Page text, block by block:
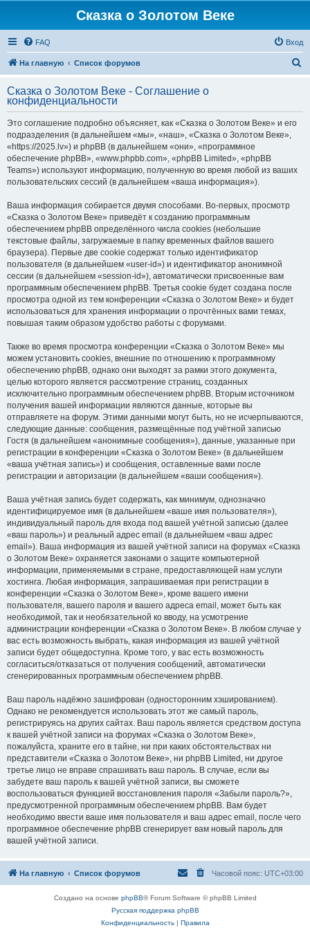
Сказка о Золотом Веке
FAQ Вход
На главную Список форумов
с
Сказка о Золотом Веке - Соглашение о
конфиденциальности
Это соглашение подробно объясняет, как «Сказка о Золотом Веке» и его
подразделения (в дальнейшем «мы», «наш», «Сказка о Золотом Веке»,
«https://2025.lv») и phpBB (в дальнейшем «они», «программное
обеспечение phpBB», «www.phpbb.com», «phpBB Limited», «phpBB
Teams») используют информацию, полученную во время любой из ваших
пользовательских сессий (в дальнейшем «ваша информация»).
Ваша информация собирается двумя способами. Во-первых, просмотр
«Сказка о Золотом Веке» приведёт к созданию программным
обеспечением phpBB определённого числа cookies (небольшие
текстовые файлы, загружаемые в папку временных файлов вашего
браузера). Первые две cookie содержат только идентификатор
пользователя (в дальнейшем «user-id») и идентификатор анонимной
сессии (в дальнейшем «session-id»), автоматически присвоенные вам
программным обеспечением phpBB. Третья cookie будет создана после
просмотра одной из тем конференции «Сказка о Золотом Веке» и будет
использоваться для хранения информации о прочтённых вами темах,
повышая таким образом удобство работы с форумами.
Также во время просмотра конференции «Сказка о Золотом Веке» мы
можем установить cookies, внешние по отношению к программному
обеспечению phpBB, однако они выходят за рамки этого документа,
целью которого является рассмотрение страниц, созданных
исключительно программным обеспечением phpBB. Вторым источником
получения вашей информации являются данные, которые вы
отправляете на форум. Этими данными могут быть, но не исчерпываются,
следующие данные: сообщения, размещённые под учётной записью
Гостя (в дальнейшем «анонимные сообщения»), данные, указанные при
регистрации в конференции «Сказка о Золотом Веке» (в дальнейшем
«ваша учётная запись») и сообщения, оставленные вами после
регистрации и авторизации (в дальнейшем «ваши сообщения»).
Ваша учётная запись будет содержать, как минимум, однозначно
идентифицируемое имя (в дальнейшем «ваше имя пользователя»),
индивидуальный пароль для входа под вашей учётной записью (далее
«ваш пароль») и реальный адрес email (в дальнейшем «ваш адрес
email»). Ваша информация из вашей учётной записи на форумах «Сказка
о Золотом Веке» охраняется законами о защите компьютерной
информации, применяемыми в стране, предоставляющей нам услуги
хостинга. Любая информация, запрашиваемая при регистрации в
конференции «Сказка о Золотом Веке», кроме вашего имени
пользователя, вашего пароля и вашего адреса email, может быть как
необходимой, так и необязательной ко вводу, на усмотрение
администрации конференции «Сказка о Золотом Веке». В любом случае у
вас есть возможность выбрать, какая информация из вашей учётной
записи будет общедоступна. Кроме того, у вас есть возможность
согласиться/отказаться от получения сообщений, автоматически
сгенерированных программным обеспечением phpBB.
Ваш пароль надёжно зашифрован (односторонним хэшированием).
Однако не рекомендуется использовать этот же самый пароль,
регистрируясь на других сайтах. Ваш пароль является средством доступа
к вашей учётной записи на форумах «Сказка о Золотом Веке»,
пожалуйста, храните его в тайне, ни при каких обстоятельствах ни
представители «Сказка о Золотом Веке», ни phpBB Limited, ни другое
третье лицо не вправе спрашивать ваш пароль. В случае, если вы
забудете ваш пароль к вашей учётной записи, вы сможете
воспользоваться функцией восстановления пароля «Забыли пароль?»,
предусмотренной программным обеспечением phpBB. Вам будет
необходимо ввести ваше имя пользователя и ваш адрес email, после чего
программное обеспечение phpBB сгенерирует вам новый пароль для
вашей учётной записи.
На главную Список форумов Часовой пояс: UTC+03:00
Создано на основе phpBB® Forum Software © phpBB Limited
Русская поддержка phpBB
Конфиденциальность| Правила